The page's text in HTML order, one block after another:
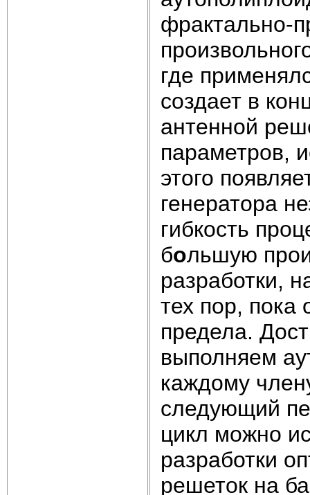
фрактально-
где
создает в
антенной
параметров,
этого
генератора
гибкость
большую
разработки,
тех пор, пока
предела.
выполняем
каждому
следующий
цикл можно
разработки
решеток на